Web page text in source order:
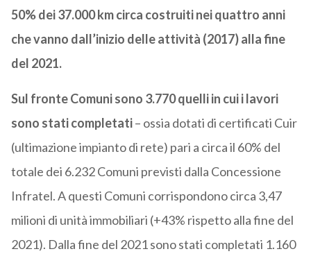
50% dei 37.000 km circa costruiti nei quattro anni
che vanno dall’inizio delle attività (2017) alla fine
del 2021.
Sul fronte Comuni sono 3.770 quelli in cui i lavori
sono stati completati– ossia dotati di certificati Cuir
(ultimazione impianto di rete) pari a circa il 60% del
totale dei 6.232 Comuni previsti dalla Concessione
Infratel. A questi Comuni corrispondono circa 3,47
milioni di unità immobiliari (+43% rispetto alla fine del
2021). Dalla fine del 2021 sono stati completati 1.160